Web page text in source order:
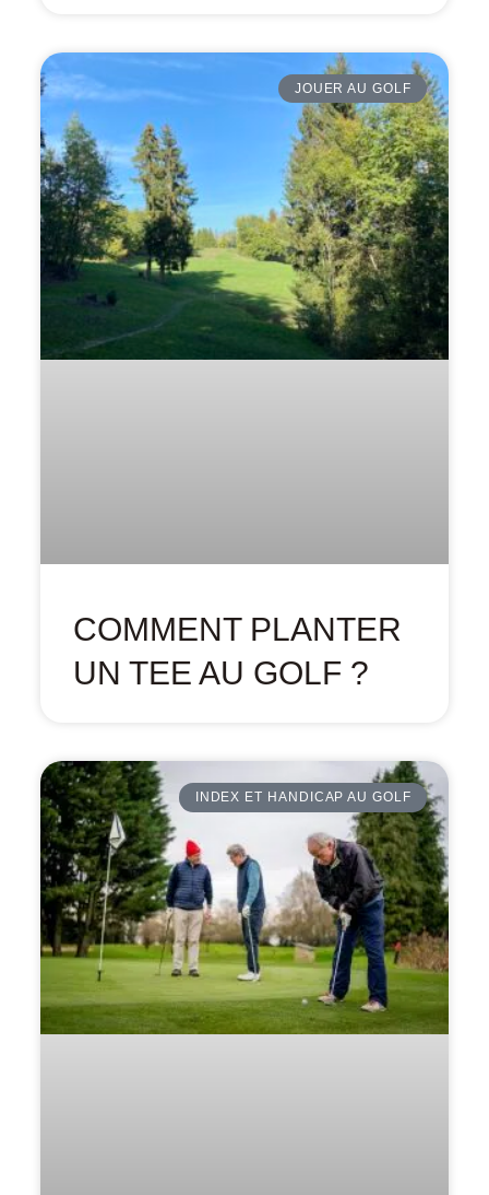
JOUER AU GOLF
COMMENT PLANTER
UN TEE AU GOLF ?
INDEX ET HANDICAP AU GOLF